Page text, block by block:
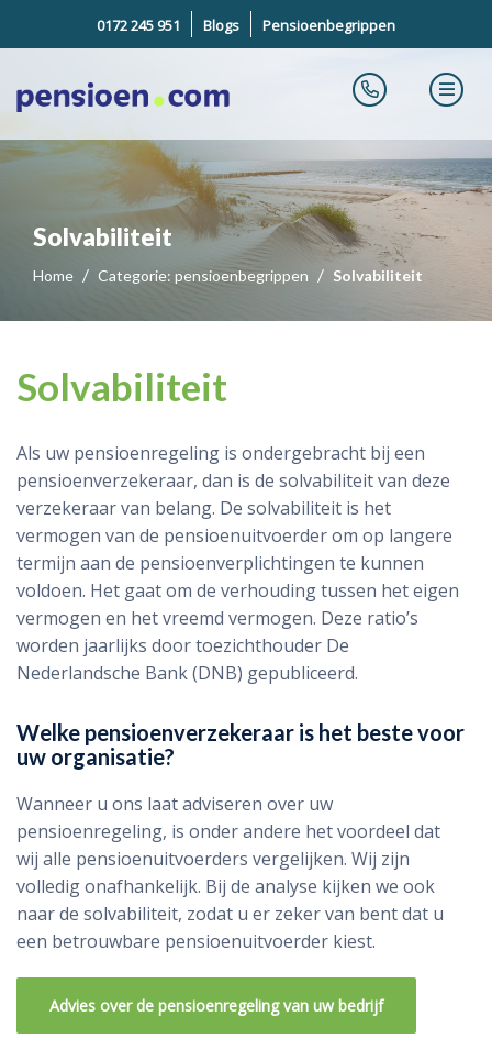
0172 245 951 Blogs Pensioenbegrippen
Solvabiliteit
Home Categorie: pensioenbegrippen Solvabiliteit
Solvabiliteit
Als uw pensioenregeling is ondergebracht bij een
pensioenverzekeraar, dan is de solvabiliteit van deze
verzekeraar van belang. De solvabiliteit is het
vermogen van de pensioenuitvoerder om op langere
termijn aan de pensioenverplichtingen te kunnen
voldoen. Het gaat om de verhouding tussen het eigen
vermogen en het vreemd vermogen. Deze ratio’s
worden jaarlijks door toezichthouder De
Nederlandsche Bank (DNB) gepubliceerd.
Welke pensioenverzekeraar is het beste voor
uw organisatie?
Wanneer u ons laat adviseren over uw
pensioenregeling, is onder andere het voordeel dat
wij alle pensioenuitvoerders vergelijken. Wij zijn
volledig onafhankelijk. Bij de analyse kijken we ook
naar de solvabiliteit, zodat u er zeker van bent dat u
een betrouwbare pensioenuitvoerder kiest.
Advies over de pensioenregeling van uw bedrijf